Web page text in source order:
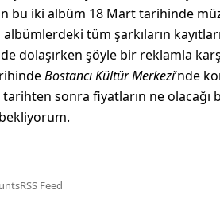
bu iki albüm 18 Mart tarihinde
albümlerdeki tüm şarkıların
dolaşırken şöyle bir reklamla
Bostancı Kültür Merkezi’nde
sonra fiyatların ne olacağı
RSS Feed